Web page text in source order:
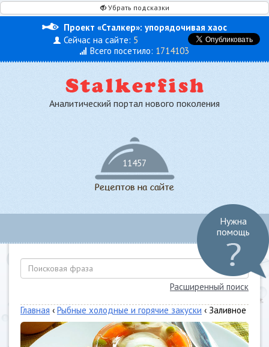
Убрать подсказки
Проект «Сталкер»: упорядочивая хаос
Сейчас на сайте: 5
Всего посетило: 1714103
Аналитический портал нового поколения
11457
Расширенный поиск
Главная ‹ Рыбные холодные и горячие закуски ‹ Заливное
Нужна
помощь